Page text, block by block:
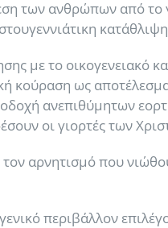
των ανθρώπων από
με το οικογενειακό
κούραση ως
ανεπιθύμητων
οι γιορτές των
αρνητισμό που
περιβάλλον